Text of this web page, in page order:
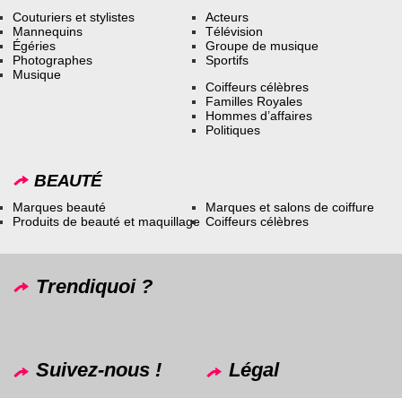
Couturiers et stylistes
Mannequins
Égéries
Photographes
Musique
Acteurs
Télévision
Groupe de musique
Sportifs
Coiffeurs célèbres
Familles Royales
Hommes d’affaires
Politiques
BEAUTÉ
Marques beauté
Produits de beauté et maquillage
Marques et salons de coiffure
Coiffeurs célèbres
Trendiquoi ?
Suivez-nous ! Légal